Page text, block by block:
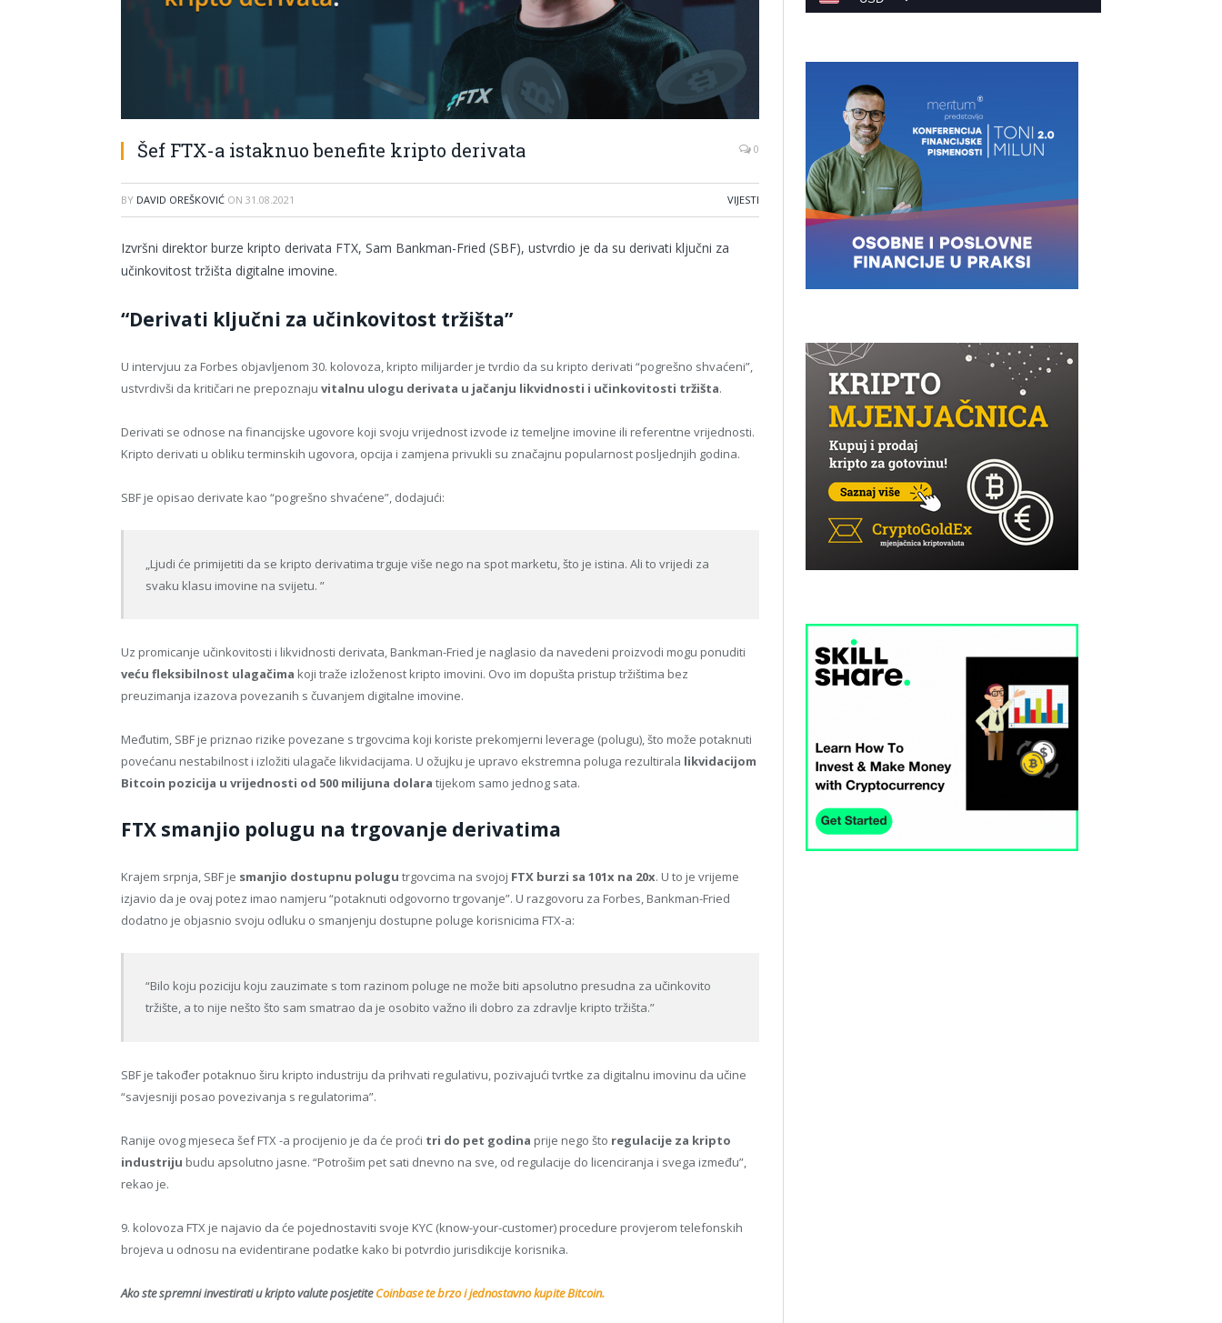
Šef FTX-a istaknuo benefite kripto derivata 0
BY DAVID OREŠKOVIĆ ON 31.08.2021 VIJESTI
Izvršni direktor burze kripto derivata FTX, Sam Bankman-Fried (SBF), ustvrdio je da su derivati ključni za
učinkovitost tržišta digitalne imovine.
“Derivati ključni za učinkovitost tržišta”
U intervjuu za Forbes objavljenom 30. kolovoza, kripto milijarder je tvrdio da su kripto derivati “pogrešno shvaćeni”,
ustvrdivši da kritičari ne prepoznaju vitalnu ulogu derivata u jačanju likvidnosti i učinkovitosti tržišta.
Derivati ​​se odnose na financijske ugovore koji svoju vrijednost izvode iz temeljne imovine ili referentne vrijednosti.
Kripto derivati ​​u obliku terminskih ugovora, opcija i zamjena privukli su značajnu popularnost posljednjih godina.
SBF je opisao derivate kao “pogrešno shvaćene”, dodajući:
„Ljudi će primijetiti da se kripto derivatima trguje više nego na spot marketu, što je istina. Ali to vrijedi za
svaku klasu imovine na svijetu. ”
Uz promicanje učinkovitosti i likvidnosti derivata, Bankman-Fried je naglasio da navedeni proizvodi mogu ponuditi
veću fleksibilnost ulagačima koji traže izloženost kripto imovini. Ovo im dopušta pristup tržištima bez
preuzimanja izazova povezanih s čuvanjem digitalne imovine.
Međutim, SBF je priznao rizike povezane s trgovcima koji koriste prekomjerni leverage (polugu), što može potaknuti
povećanu nestabilnost i izložiti ulagače likvidacijama. U ožujku je upravo ekstremna poluga rezultirala likvidacijom
Bitcoin pozicija u vrijednosti od 500 milijuna dolara tijekom samo jednog sata.
FTX smanjio polugu na trgovanje derivatima
Krajem srpnja, SBF je smanjio dostupnu polugu trgovcima na svojoj FTX burzi sa 101x na 20x. U to je vrijeme
izjavio da je ovaj potez imao namjeru “potaknuti odgovorno trgovanje”. U razgovoru za Forbes, Bankman-Fried
dodatno je objasnio svoju odluku o smanjenju dostupne poluge korisnicima FTX-a:
“Bilo koju poziciju koju zauzimate s tom razinom poluge ne može biti apsolutno presudna za učinkovito
tržište, a to nije nešto što sam smatrao da je osobito važno ili dobro za zdravlje kripto tržišta.”
SBF je također potaknuo širu kripto industriju da prihvati regulativu, pozivajući tvrtke za digitalnu imovinu da učine
“savjesniji posao povezivanja s regulatorima”.
Ranije ovog mjeseca šef FTX -a procijenio je da će proći tri do pet godina prije nego što regulacije za kripto
industriju budu apsolutno jasne. “Potrošim pet sati dnevno na sve, od regulacije do licenciranja i svega između”,
rekao je.
9. kolovoza FTX je najavio da će pojednostaviti svoje KYC (know-your-customer) procedure provjerom telefonskih
brojeva u odnosu na evidentirane podatke kako bi potvrdio jurisdikcije korisnika.
Ako ste spremni investirati u kripto valute posjetiteCoinbase te brzo i jednostavno kupite Bitcoin.